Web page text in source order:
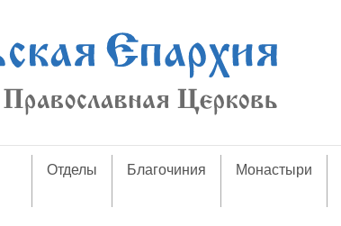
Отделы Благочиния Монастыри